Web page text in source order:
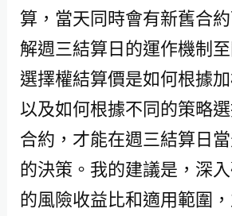
算，當天同時會有新舊合
解週三結算日的運作機制
選擇權結算價是如何根據
以及如何根據不同的策略
合約，才能在週三結算日
的決策。我的建議是，深
的風險收益比和適用範圍